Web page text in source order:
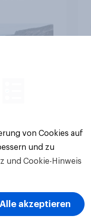
von Cookies auf
und zu
und Cookie-Hinweis
Alle akzeptieren